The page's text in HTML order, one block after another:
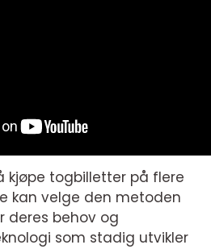
kjøpe togbilletter på flere
kan velge den metoden
deres behov og
som stadig utvikler